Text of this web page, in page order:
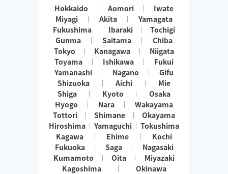
Hokkaido Aomori
Iwate
Miyagi
Akita
Yamagata
Fukushima
Ibaraki
Tochigi
Gunma
Saitama
Chiba
Tokyo
Kanagawa
Niigata
Toyama
Ishikawa
Fukui
Yamanashi
Nagano
Gifu
Shizuoka
Aichi
Mie
Shiga
Kyoto
Osaka
Hyogo
Nara
Wakayama
Tottori
Shimane
Okayama
Hiroshima
Yamaguchi
Tokushima
Kagawa
Ehime
Kochi
Fukuoka
Saga
Nagasaki
Kumamoto
Oita
Miyazaki
Kagoshima
Okinawa